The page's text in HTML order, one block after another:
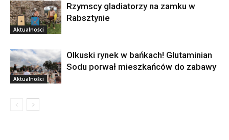
Aktualności
Rzymscy gladiatorzy na zamku w
Rabsztynie
Aktualności
Olkuski rynek w bańkach! Glutaminian
Sodu porwał mieszkańców do zabawy